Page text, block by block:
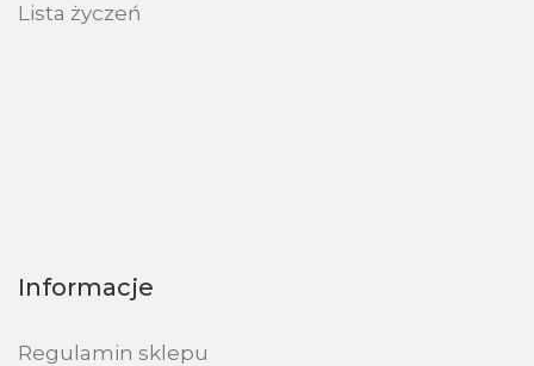
Lista życzeń
Informacje
Regulamin sklepu